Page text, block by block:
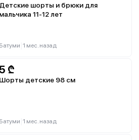
Детские шорты и брюки для
мальчика 11-12 лет
Батуми 1 мес. назад
5 ₾
Шорты детские 98 см
Батуми 1 мес. назад